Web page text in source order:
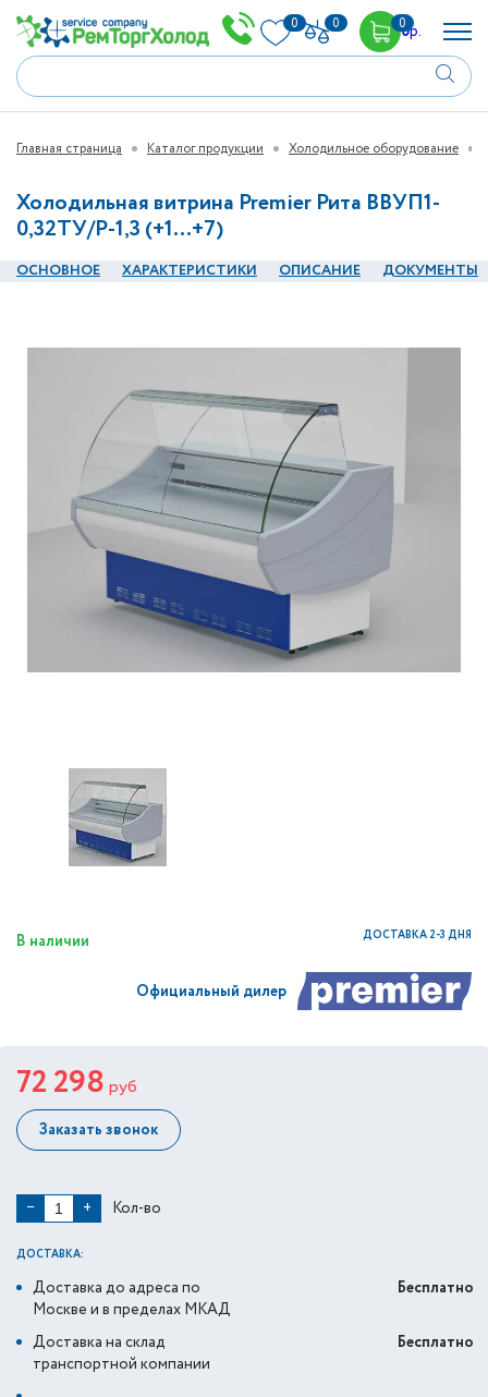
0 0 00р.
Главная страница Каталог продукции Холодильное оборудование
Холодильная витрина Premier Рита ВВУП1-
0,32ТУ/Р-1,3 (+1…+7)
ОСНОВНОЕ ХАРАКТЕРИСТИКИ ОПИСАНИЕ ДОКУМЕНТЫ
В наличии ДОСТАВКА 2-3 ДНЯ
Официальный дилер
72 298 руб
Заказать звонок
− + Кол-во
ДОСТАВКА:
Доставка до адреса по
Москве и в пределах МКАД
Бесплатно
Доставка на склад
транспортной компании
Бесплатно